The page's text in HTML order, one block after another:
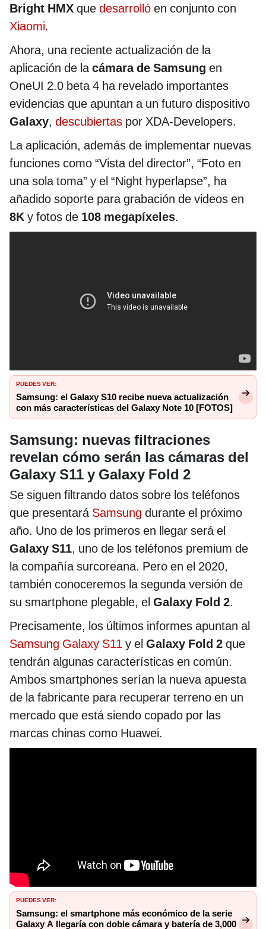
Bright HMX que desarrolló en conjunto con
Xiaomi.
Ahora, una reciente actualización de la
aplicación de lacámara de Samsung en
OneUI 2.0 beta 4 ha revelado importantes
evidencias que apuntan a un futuro dispositivo
Galaxy, descubiertas por XDA-Developers.
La aplicación, además de implementar nuevas
funciones como “Vista del director”, “Foto en
una sola toma” y el “Night hyperlapse”, ha
añadido soporte para grabación de videos en
8K y fotos de 108 megapíxeles.
PUEDES VER:
Samsung: el Galaxy S10 recibe nueva actualización
con más características del Galaxy Note 10 [FOTOS]
Samsung: nuevas filtraciones
revelan cómo serán las cámaras del
Galaxy S11 y Galaxy Fold 2
Se siguen filtrando datos sobre los teléfonos
que presentará Samsung durante el próximo
año. Uno de los primeros en llegar será el
Galaxy S11, uno de los teléfonos premium de
la compañía surcoreana. Pero en el 2020,
también conoceremos la segunda versión de
su smartphone plegable, el Galaxy Fold 2.
Precisamente, los últimos informes apuntan al
Samsung Galaxy S11 y el Galaxy Fold 2 que
tendrán algunas características en común.
Ambos smartphones serían la nueva apuesta
de la fabricante para recuperar terreno en un
mercado que está siendo copado por las
marcas chinas como Huawei.
PUEDES VER:
Samsung: el smartphone más económico de la serie
Galaxy A llegaría con doble cámara y batería de 3,000